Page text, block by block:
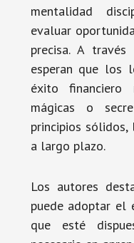
mentalidad
evaluar
precisa. A
esperan que los
éxito financiero
mágicas o
principios
a largo plazo.
Los autores
puede adoptar el
que esté